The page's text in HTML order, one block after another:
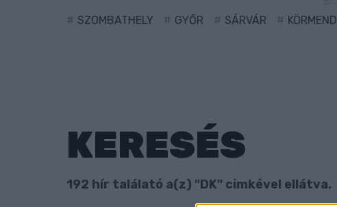
SZOMBATHELY GYŐR SÁRVÁR KÖRMEND
KERESÉS
192 hír találató a(z) "DK" cimkével ellátva.